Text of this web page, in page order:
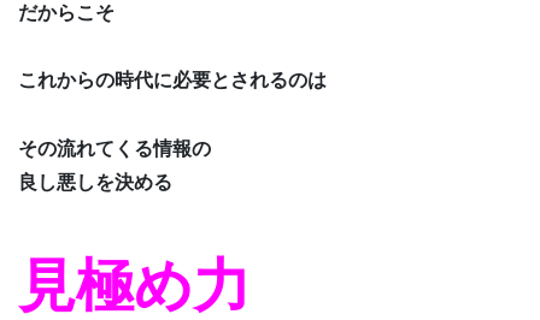
だからこそ
これからの時代に必要とされるのは
その流れてくる情報の
良し悪しを決める
見極め力